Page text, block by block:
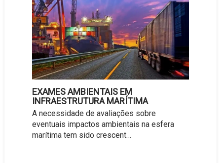
EXAMES AMBIENTAIS EM
INFRAESTRUTURA MARÍTIMA
A necessidade de avaliações sobre
eventuais impactos ambientais na esfera
marítima tem sido crescent…